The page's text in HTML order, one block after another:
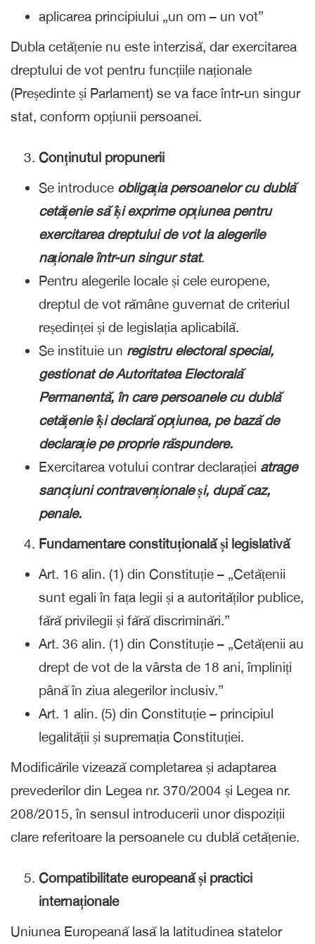
aplicarea principiului „un om – un vot”
Dubla cetățenie nu este interzisă, dar exercitarea
dreptului de vot pentru funcțiile naționale
(Președinte și Parlament) se va face într-un singur
stat, conform opțiunii persoanei.
Conținutul propunerii
Se introduce obligația persoanelor cu dublă
cetățenie să își exprime opțiunea pentru
exercitarea dreptului de vot la alegerile
naționale într-un singur stat.
Pentru alegerile locale și cele europene,
dreptul de vot rămâne guvernat de criteriul
reședinței și de legislația aplicabilă.
Se instituie un registru electoral special,
gestionat de Autoritatea Electorală
Permanentă, în care persoanele cu dublă
cetățenie își declară opțiunea, pe bază de
declarație pe proprie răspundere.
Exercitarea votului contrar declarației atrage
sancțiuni contravenționale și, după caz,
penale.
Fundamentare constituțională și legislativă
Art. 16 alin. (1) din Constituție – „Cetățenii
sunt egali în fața legii și a autorităților publice,
fără privilegii și fără discriminări.”
Art. 36 alin. (1) din Constituție – „Cetățenii au
drept de vot de la vârsta de 18 ani, împliniți
până în ziua alegerilor inclusiv.”
Art. 1 alin. (5) din Constituție – principiul
legalității și supremația Constituției.
Modificările vizează completarea și adaptarea
prevederilor din Legea nr. 370/2004 și Legea nr.
208/2015, în sensul introducerii unor dispoziții
clare referitoare la persoanele cu dublă cetățenie.
Compatibilitate europeană și practici
internaționale
Uniunea Europeană lasă la latitudinea statelor